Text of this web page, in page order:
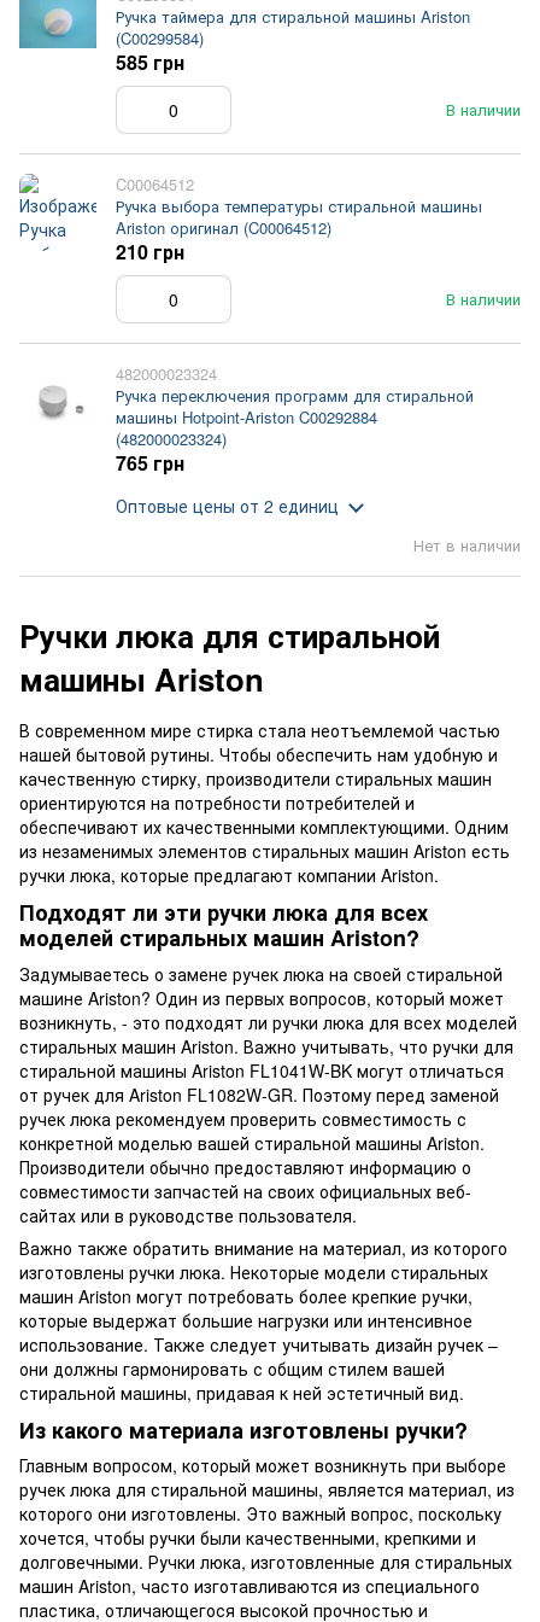
Ручка таймера для стиральной машины Ariston
(C00299584)
В наличии
585 грн
C00064512
Ручка выбора температуры стиральной машины
Ariston оригинал (C00064512)
В наличии
210 грн
482000023324
Ручка переключения программ для стиральной
машины Hotpoint-Ariston C00292884
(482000023324)
Нет в наличии
765 грн
Оптовые цены от 2 единиц
Ручки люка для стиральной
машины Ariston
В современном мире стирка стала неотъемлемой частью
нашей бытовой рутины. Чтобы обеспечить нам удобную и
качественную стирку, производители стиральных машин
ориентируются на потребности потребителей и
обеспечивают их качественными комплектующими. Одним
из незаменимых элементов стиральных машин Ariston есть
ручки люка, которые предлагают компании Ariston.
Подходят ли эти ручки люка для всех
моделей стиральных машин Ariston?
Задумываетесь о замене ручек люка на своей стиральной
машине Ariston? Один из первых вопросов, который может
возникнуть, - это подходят ли ручки люка для всех моделей
стиральных машин Ariston. Важно учитывать, что ручки для
стиральной машины Ariston FL1041W-BK могут отличаться
от ручек для Ariston FL1082W-GR. Поэтому перед заменой
ручек люка рекомендуем проверить совместимость с
конкретной моделью вашей стиральной машины Ariston.
Производители обычно предоставляют информацию о
совместимости запчастей на своих официальных веб-
сайтах или в руководстве пользователя.
Важно также обратить внимание на материал, из которого
изготовлены ручки люка. Некоторые модели стиральных
машин Ariston могут потребовать более крепкие ручки,
которые выдержат большие нагрузки или интенсивное
использование. Также следует учитывать дизайн ручек –
они должны гармонировать с общим стилем вашей
стиральной машины, придавая к ней эстетичный вид.
Из какого материала изготовлены ручки?
Главным вопросом, который может возникнуть при выборе
ручек люка для стиральной машины, является материал, из
которого они изготовлены. Это важный вопрос, поскольку
хочется, чтобы ручки были качественными, крепкими и
долговечными. Ручки люка, изготовленные для стиральных
машин Ariston, часто изготавливаются из специального
пластика, отличающегося высокой прочностью и